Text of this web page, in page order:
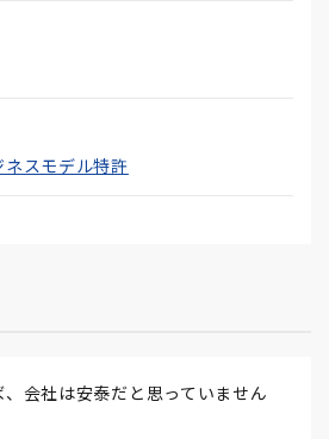
スモデル特許
会社は安泰だと思っていません